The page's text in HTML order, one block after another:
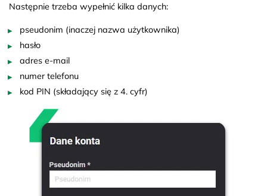
Następnie trzeba wypełnić kilka danych:
pseudonim (inaczej nazwa użytkownika)
hasło
adres e-mail
numer telefonu
kod PIN (składający się z 4. cyfr)